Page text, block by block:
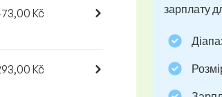
Kč
Kč
зарплату